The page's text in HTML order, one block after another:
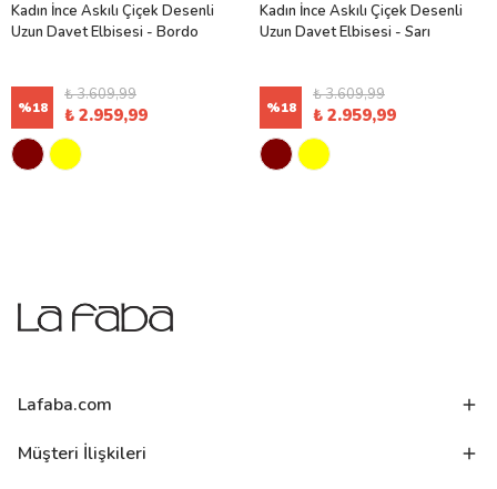
Kadın İnce Askılı Çiçek Desenli
Uzun Davet Elbisesi - Bordo
%18
₺ 3.609,99
₺ 2.959,99
Kadın İnce Askılı Çiçek Desenli
Uzun Davet Elbisesi - Sarı
%18
₺ 3.609,99
₺ 2.959,99
Lafaba.com
Müşteri İlişkileri